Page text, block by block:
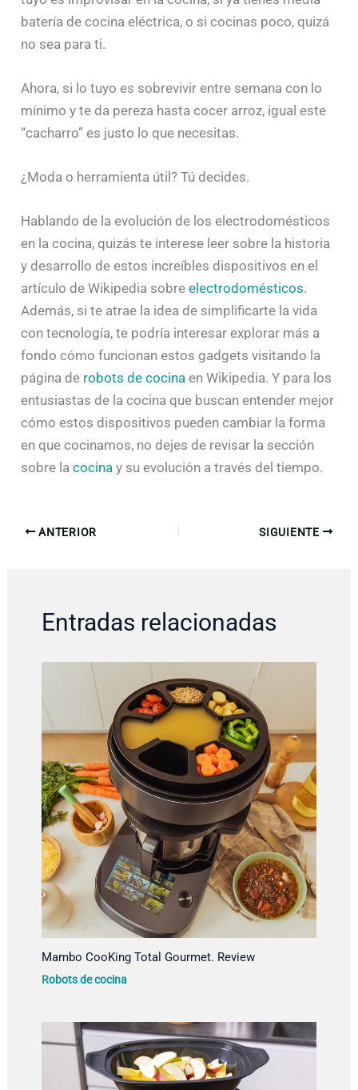
batería de cocina eléctrica, o si cocinas poco, quizá
no sea para ti.
Ahora, si lo tuyo es sobrevivir entre semana con lo
mínimo y te da pereza hasta cocer arroz, igual este
“cacharro” es justo lo que necesitas.
¿Moda o herramienta útil? Tú decides.
Hablando de la evolución de los electrodomésticos
en la cocina, quizás te interese leer sobre la historia
y desarrollo de estos increíbles dispositivos en el
artículo de Wikipedia sobreelectrodomésticos.
Además, si te atrae la idea de simplificarte la vida
con tecnología, te podría interesar explorar más a
fondo cómo funcionan estos gadgets visitando la
página de robots de cocina en Wikipedia. Y para los
entusiastas de la cocina que buscan entender mejor
cómo estos dispositivos pueden cambiar la forma
en que cocinamos, no dejes de revisar la sección
sobre lacocina y su evolución a través del tiempo.
ANTERIOR SIGUIENTE
Entradas relacionadas
Mambo CooKing Total Gourmet. Review
Robots de cocina